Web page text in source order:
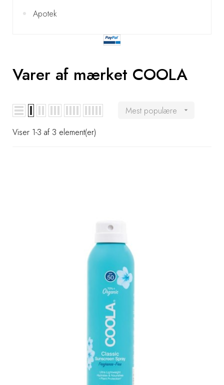
Apotek
Varer af mærket COOLA
Mest populære 
Viser 1-3 af 3 element(er)
Parapharmacy
Mænd